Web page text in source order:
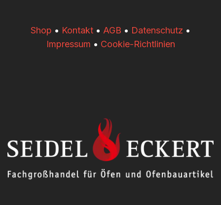
​​Shop • Kontakt • AGB • Datenschutz •
Impressum • Cookie-Richtlinien